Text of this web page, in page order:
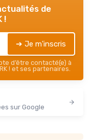
de
!
➔ Je m'inscris
d’être contacté(e) à
! et ses partenaires.
sur Google